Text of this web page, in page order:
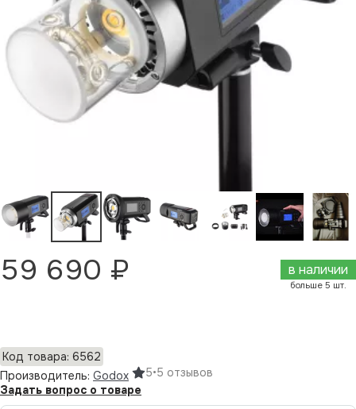
59 690 ₽ в наличии
больше 5 шт.
Код товара: 6562
Производитель: Godox 5•5 отзывов
Задать вопрос о товаре